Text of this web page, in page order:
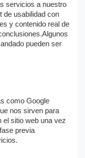
servicios a nuestro
de usabilidad con
y contenido real de
pueden ser
como Google
nos sirven para
el sitio web una vez
previa